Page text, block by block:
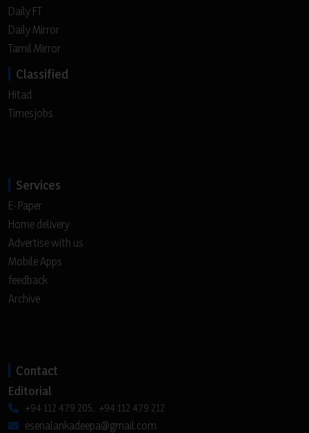
Daily FT
Daily Mirror
Tamil Mirror
Classified
Hitad
Timesjobs
Services
E-Paper
Home delivery
Advertise with us
Mobile Apps
feedback
Archive
Contact
Editorial
+94 112 479 205, +94 112 479 212
esenalankadeepa@gmail.com